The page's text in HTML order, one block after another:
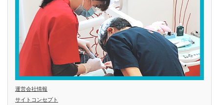
運営会社情報
サイトコンセプト